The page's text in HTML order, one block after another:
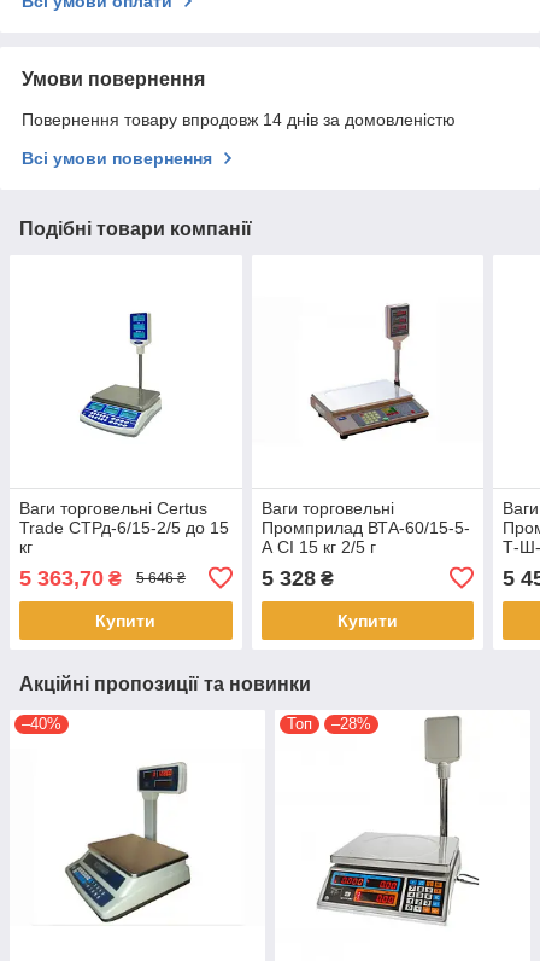
Умови повернення
Повернення товару впродовж 14 днів за домовленістю
Всі умови повернення
Подібні товари компанії
Ваги торговельні Certus
Trade СТРд-6/15-2/5 до 15
кг
5 363,70 ₴ 5 646 ₴
Купити
Ваги торговельні
Промприлад ВТА-60/15-5-
А СІ 15 кг 2/5 г
5 328₴
Купити
Т-Ш-
5
Акційні пропозиції та новинки
–40% Топ –28%